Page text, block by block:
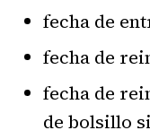
fecha de
fecha de
fecha de
de bolsillo